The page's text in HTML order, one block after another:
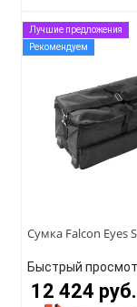
Лучшие предложения
Рекомендуем
Сумка Falcon Eyes
Быстрый
12 424 руб.